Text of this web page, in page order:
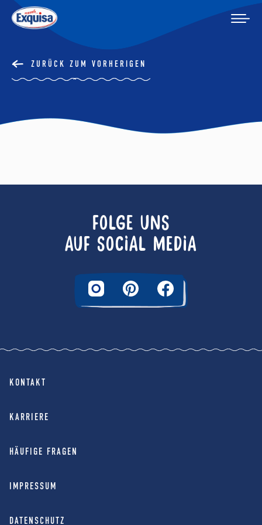
ZURÜCK ZUM VORHERIGEN
FOLGE UNS
AUF SOCIAL MEDIA
KONTAKT
KARRIERE
HÄUFIGE FRAGEN
IMPRESSUM
DATENSCHUTZ